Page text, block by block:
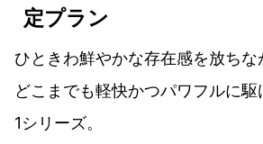
定プラン
ひときわ鮮やかな存在感を放ちな
どこまでも軽快かつパワフルに
1シリーズ。